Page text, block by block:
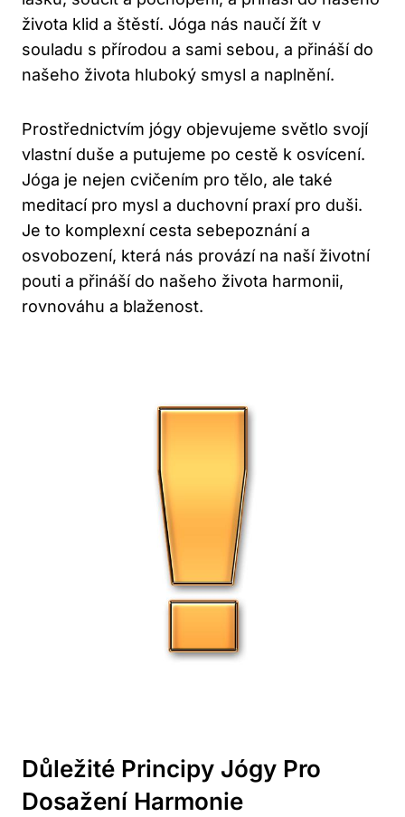
života klid a štěstí. Jóga nás naučí žít v
souladu s přírodou a sami sebou, a přináší do
našeho života hluboký smysl a naplnění.
Prostřednictvím jógy objevujeme světlo svojí
vlastní duše a putujeme po cestě k osvícení.
Jóga je nejen cvičením pro tělo, ale také
meditací pro mysl a duchovní praxí pro duši.
Je to komplexní cesta sebepoznání a
osvobození, která nás provází na naší životní
pouti a přináší do našeho života harmonii,
rovnováhu a blaženost.
Důležité Principy Jógy Pro
Dosažení Harmonie